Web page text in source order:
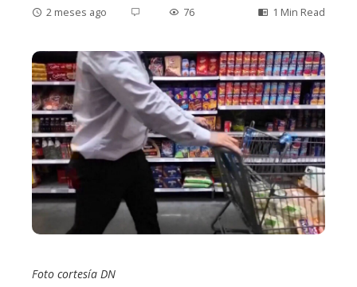
2 meses ago 76 1 Min Read
Foto cortesía DN